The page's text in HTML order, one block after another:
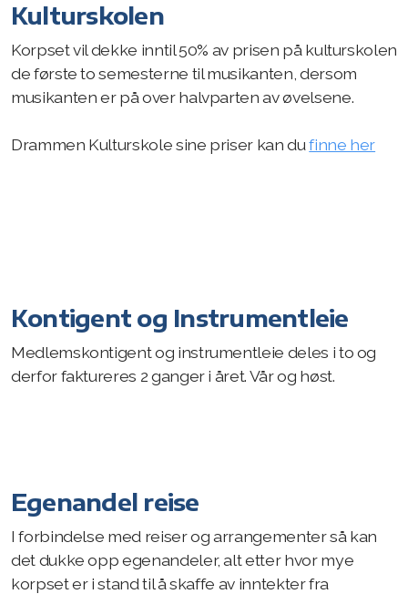
Kulturskolen
Korpset vil dekke inntil 50% av prisen på kulturskolen
de første to semesterne til musikanten, dersom
musikanten er på over halvparten av øvelsene.
Drammen Kulturskole sine priser kan dufinne her
Kontigent og Instrumentleie
Medlemskontigent og instrumentleie deles i to og
derfor faktureres 2 ganger i året. Vår og høst.
Egenandel reise
I forbindelse med reiser og arrangementer så kan
det dukke opp egenandeler, alt etter hvor mye
korpset er i stand til å skaffe av inntekter fra